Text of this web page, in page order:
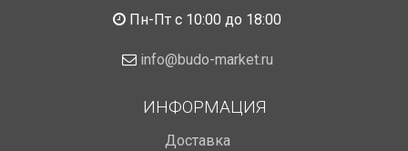
Пн-Пт с 10:00 до 18:00
info@budo-market.ru
ИНФОРМАЦИЯ
Доставка